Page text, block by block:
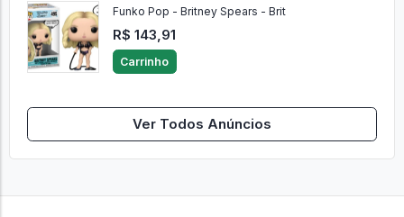
Funko Pop - Britney Spears - Brit
R$ 143,91
Carrinho
Ver Todos Anúncios